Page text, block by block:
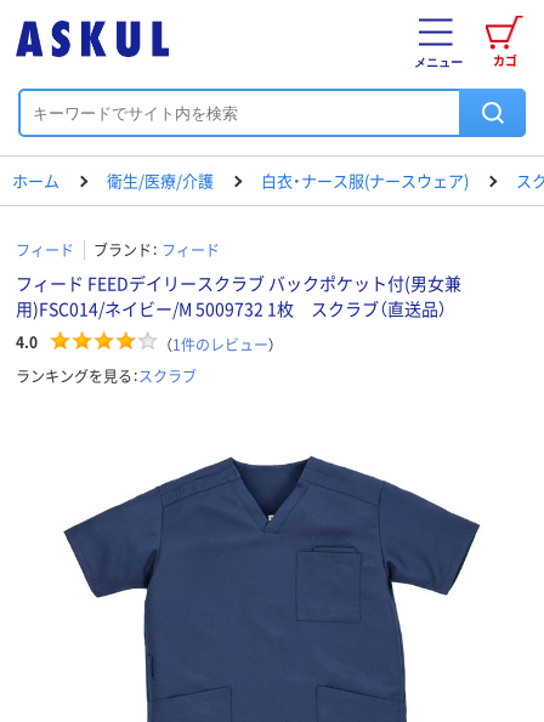
カゴ
メニュー
ホーム 衛生/医療/介護 白衣・ナース服(ナースウェア) ス
フィード ブランド： フィード
フィード FEEDデイリースクラブ バックポケット付(男女兼
用)FSC014/ネイビー/M 5009732 1枚 スクラブ（直送品）
4.0 （1件のレビュー）
ランキングを見る：スクラブ